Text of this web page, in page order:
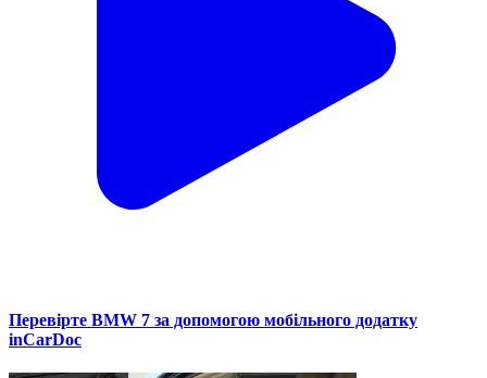
Перевірте BMW 7 за допомогою мобільного додатку
inCarDoc